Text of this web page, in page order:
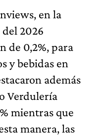
en la
2026
de 0,2%, para
y bebidas en
además
Verdulería
mientras que
manera, las